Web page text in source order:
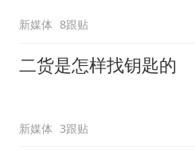
新媒体 8跟贴
二货是怎样找钥匙的
新媒体 3跟贴